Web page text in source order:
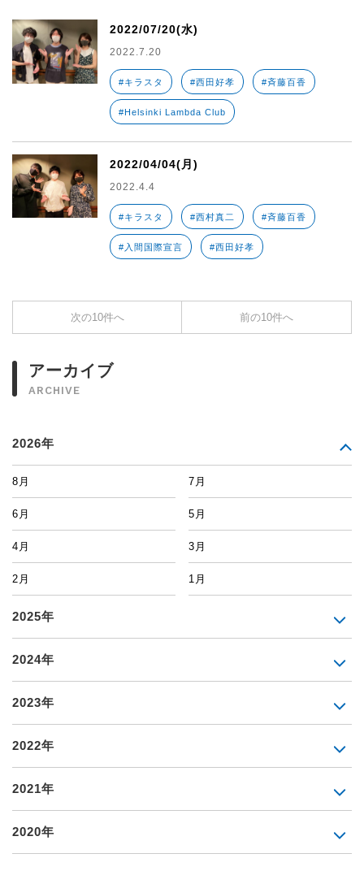
2022/07/20(水)
2022.7.20
#キラスタ #西田好孝 #斉藤百香
#Helsinki Lambda Club
2022/04/04(月)
2022.4.4
#キラスタ #西村真二 #斉藤百香
#入間国際宣言 #西田好孝
次の10件へ 前の10件へ
アーカイブ
ARCHIVE
2026年
8月 7月
6月 5月
4月 3月
2月 1月
2025年
2024年
2023年
2022年
2021年
2020年